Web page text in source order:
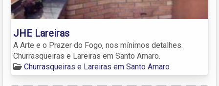
JHE Lareiras
A Arte e o Prazer do Fogo, nos mínimos detalhes.
Churrasqueiras e Lareiras em Santo Amaro.
Churrasqueiras e Lareiras em Santo Amaro